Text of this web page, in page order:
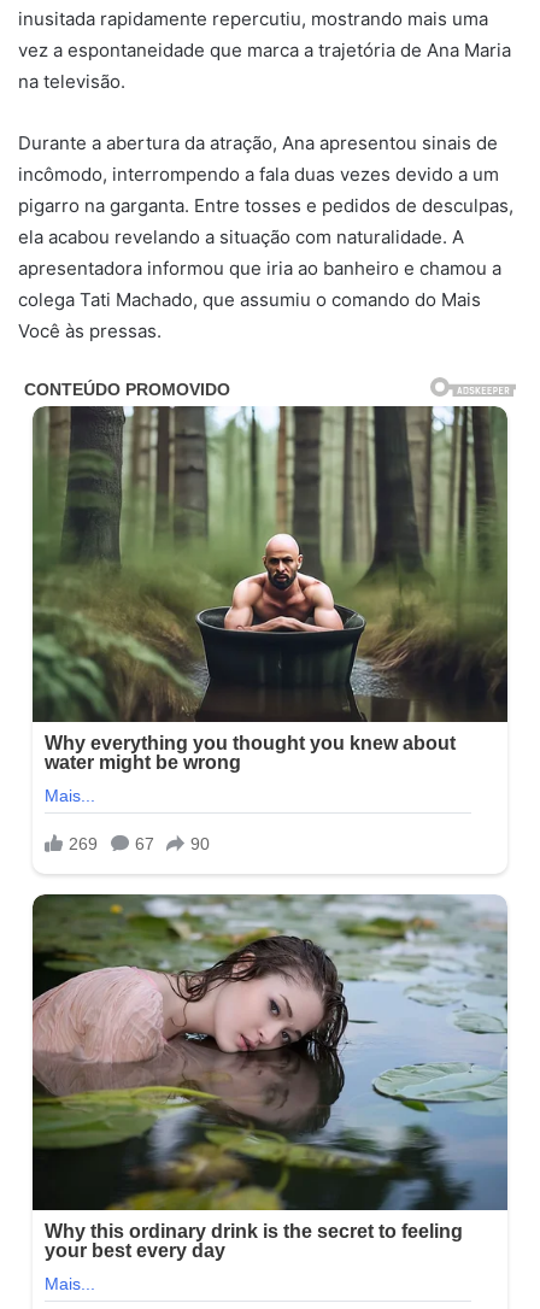
inusitada rapidamente repercutiu, mostrando mais uma
vez a espontaneidade que marca a trajetória de Ana Maria
na televisão.
Durante a abertura da atração, Ana apresentou sinais de
incômodo, interrompendo a fala duas vezes devido a um
pigarro na garganta. Entre tosses e pedidos de desculpas,
ela acabou revelando a situação com naturalidade. A
apresentadora informou que iria ao banheiro e chamou a
colega Tati Machado, que assumiu o comando do Mais
Você às pressas.